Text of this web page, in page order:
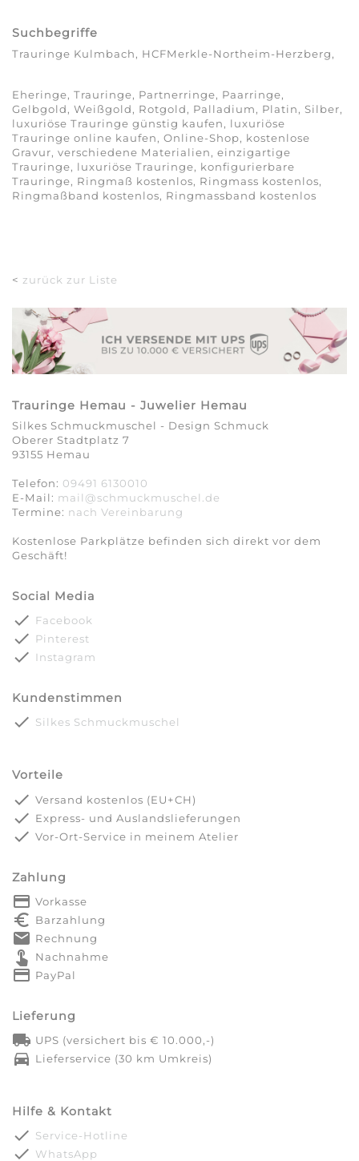
Suchbegriffe
Trauringe Kulmbach, HCFMerkle-Northeim-Herzberg,
Eheringe, Trauringe, Partnerringe, Paarringe,
Gelbgold, Weißgold, Rotgold, Palladium, Platin, Silber,
luxuriöse Trauringe günstig kaufen, luxuriöse
Trauringe online kaufen, Online-Shop, kostenlose
Gravur, verschiedene Materialien, einzigartige
Trauringe, luxuriöse Trauringe, konfigurierbare
Trauringe, Ringmaß kostenlos, Ringmass kostenlos,
Ringmaßband kostenlos, Ringmassband kostenlos
< zurück zur Liste
Trauringe Hemau - Juwelier Hemau
Silkes Schmuckmuschel - Design Schmuck
Oberer Stadtplatz 7
93155 Hemau
Telefon: 09491 6130010
E-Mail: mail@schmuckmuschel.de
Termine: nach Vereinbarung​​​​​​​
Kostenlose Parkplätze befinden sich direkt vor dem
Geschäft!
Social Media
done Facebook
done Pinterest
done Instagram
Kundenstimmen
done Silkes Schmuckmuschel
Vorteile
done Versand kostenlos (EU+CH)
done Express- und Auslandslieferungen
done Vor-Ort-Service in meinem Atelier
Zahlung
payment Vorkasse
euro_symbol Barzahlung
markunread Rechnung
touch_app Nachnahme
credit_card PayPal
Lieferung
local_shipping UPS (versichert bis € 10.000,-)
directions_car Lieferservice (30 km Umkreis)
Hilfe & Kontakt
done Service-Hotline
done WhatsApp